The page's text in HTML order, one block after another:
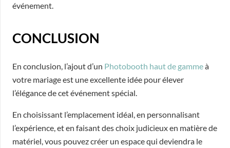
événement.
CONCLUSION
En conclusion, l’ajout d’un Photobooth haut de gammeà
votre mariage est une excellente idée pour élever
l’élégance de cet événement spécial.
En choisissant l’emplacement idéal, en personnalisant
l’expérience, et en faisant des choix judicieux en matière de
matériel, vous pouvez créer un espace qui deviendra le